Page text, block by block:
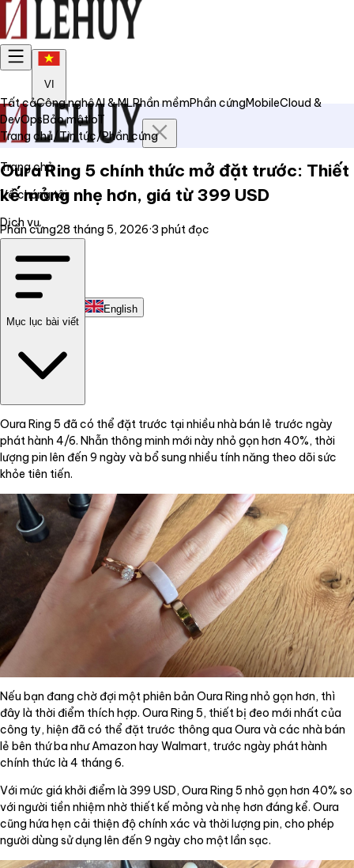
VI
Trang chủ
Về chúng tôi
Dịch vụ
Liên hệ
English
Tất cảCông nghệAI & MLPhần mềmPhần cứngMobileCloud &
DevOpsBảo mậtIoT
Trang chủ/Tin tức/Phần cứng
Oura Ring 5 chính thức mở đặt trước: Thiết
kế mỏng nhẹ hơn, giá từ 399 USD
Phần cứng28 tháng 5, 2026·3 phút đọc
Mục lục bài viết
Oura Ring 5 đã có thể đặt trước tại nhiều nhà bán lẻ trước ngày
phát hành 4/6. Nhẫn thông minh mới này nhỏ gọn hơn 40%, thời
lượng pin lên đến 9 ngày và bổ sung nhiều tính năng theo dõi sức
khỏe tiên tiến.
Nếu bạn đang chờ đợi một phiên bản Oura Ring nhỏ gọn hơn, thì
đây là thời điểm thích hợp. Oura Ring 5, thiết bị đeo mới nhất của
công ty, hiện đã có thể đặt trước thông qua Oura và các nhà bán
lẻ bên thứ ba như Amazon hay Walmart, trước ngày phát hành
chính thức là 4 tháng 6.
Với mức giá khởi điểm là 399 USD, Oura Ring 5 nhỏ gọn hơn 40% so
với người tiền nhiệm nhờ thiết kế mỏng và nhẹ hơn đáng kể. Oura
cũng hứa hẹn cải thiện độ chính xác và thời lượng pin, cho phép
người dùng sử dụng lên đến 9 ngày cho một lần sạc.